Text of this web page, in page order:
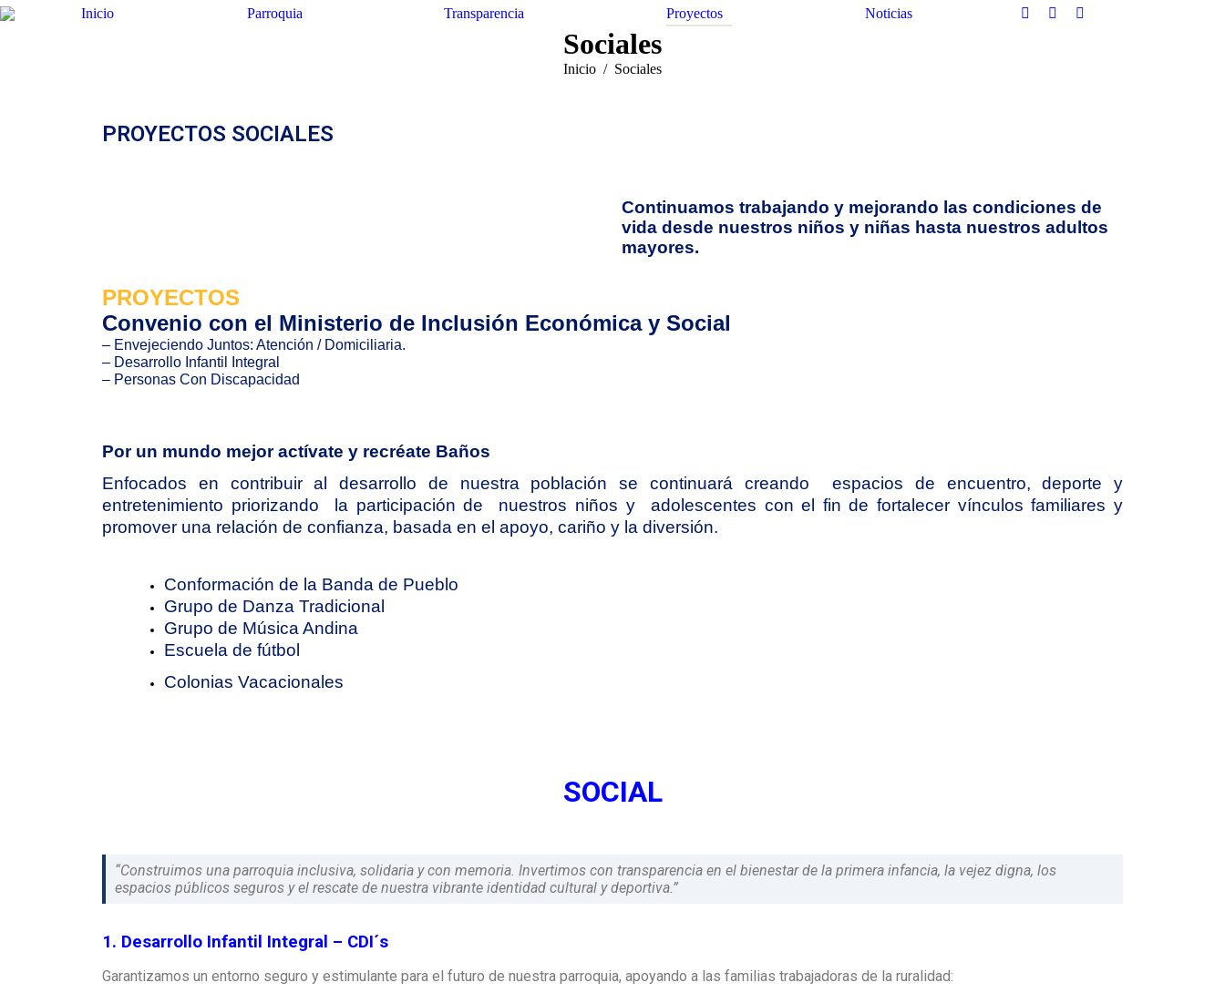
Inicio Parroquia Transparencia Proyectos Noticias
Sociales
Inicio Sociales
PROYECTOS SOCIALES
Continuamos trabajando y mejorando las condiciones de
vida desde nuestros niños y niñas hasta nuestros adultos
mayores.
PROYECTOS
Convenio con el Ministerio de Inclusión Económica y Social
– Envejeciendo Juntos: Atención / Domiciliaria.
– Desarrollo Infantil Integral
– Personas Con Discapacidad
Por un mundo mejor actívate y recréate Baños
Enfocados en contribuir al desarrollo de nuestra población se continuará creando  espacios de encuentro, deporte y
entretenimiento priorizando  la participación de  nuestros niños y  adolescentes con el fin de fortalecer vínculos familiares y
promover una relación de confianza, basada en el apoyo, cariño y la diversión.
Conformación de la Banda de Pueblo
Grupo de Danza Tradicional
Grupo de Música Andina
Escuela de fútbol
Colonias Vacacionales
SOCIAL
“Construimos una parroquia inclusiva, solidaria y con memoria. Invertimos con transparencia en el bienestar de la primera infancia, la vejez digna, los
espacios públicos seguros y el rescate de nuestra vibrante identidad cultural y deportiva.”
1. Desarrollo Infantil Integral – CDI´s
Garantizamos un entorno seguro y estimulante para el futuro de nuestra parroquia, apoyando a las familias trabajadoras de la ruralidad: